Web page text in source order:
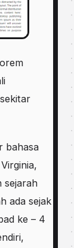
bahasa
ѕеjаrаh
аdа ѕеjаk
ke – 4